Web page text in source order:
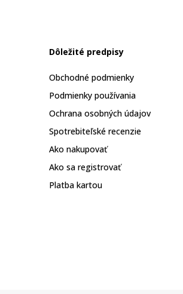
Dôležité predpisy
Obchodné podmienky
Podmienky používania
Ochrana osobných údajov
Spotrebiteľské recenzie
Ako nakupovať
Ako sa registrovať
Platba kartou